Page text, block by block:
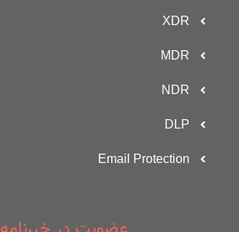
XDR
MDR
NDR
DLP
Email Protection